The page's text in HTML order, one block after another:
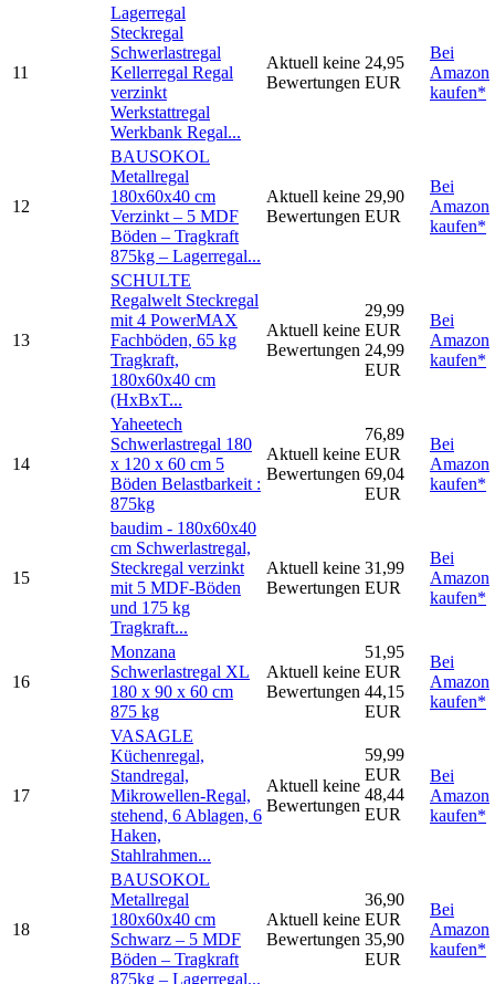
11
Lagerregal
Steckregal
Schwerlastregal
Kellerregal Regal
verzinkt
Werkstattregal
Werkbank Regal...
Aktuell keine
Bewertungen
24,95
EUR
Bei
Amazon
kaufen*
12
BAUSOKOL
Metallregal
180x60x40 cm
Verzinkt – 5 MDF
Böden – Tragkraft
875kg – Lagerregal...
Aktuell keine
Bewertungen
29,90
EUR
Bei
Amazon
kaufen*
13
SCHULTE
Regalwelt Steckregal
mit 4 PowerMAX
Fachböden, 65 kg
Tragkraft,
180x60x40 cm
(HxBxT...
Aktuell keine
Bewertungen
29,99
EUR
24,99
EUR
Bei
Amazon
kaufen*
14
Yaheetech
Schwerlastregal 180
x 120 x 60 cm 5
Böden Belastbarkeit :
875kg
Aktuell keine
Bewertungen
76,89
EUR
69,04
EUR
Bei
Amazon
kaufen*
15
baudim - 180x60x40
cm Schwerlastregal,
Steckregal verzinkt
mit 5 MDF-Böden
und 175 kg
Tragkraft...
Aktuell keine
Bewertungen
31,99
EUR
Bei
Amazon
kaufen*
16
Monzana
Schwerlastregal XL
180 x 90 x 60 cm
875 kg
Aktuell keine
Bewertungen
51,95
EUR
44,15
EUR
Bei
Amazon
kaufen*
17
VASAGLE
Küchenregal,
Standregal,
Mikrowellen-Regal,
stehend, 6 Ablagen, 6
Haken,
Stahlrahmen...
Aktuell keine
Bewertungen
59,99
EUR
48,44
EUR
Bei
Amazon
kaufen*
18
BAUSOKOL
Metallregal
180x60x40 cm
Schwarz – 5 MDF
Böden – Tragkraft
875kg – Lagerregal...
Aktuell keine
Bewertungen
36,90
EUR
35,90
EUR
Bei
Amazon
kaufen*